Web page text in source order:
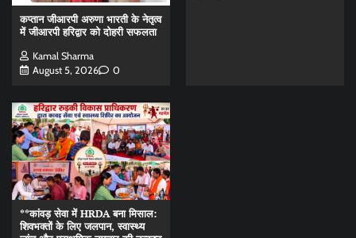
कप्तान जीआरपी अरुणा भारती के नेतृत्व
में जीआरपी हरिद्वार को दोहरी सफलता
Kamal Sharma
August 5, 2026
0
**कांवड़ सेवा में HRDA बना मिसाल:
शिवभक्तों के लिए जलपान, स्वास्थ्य